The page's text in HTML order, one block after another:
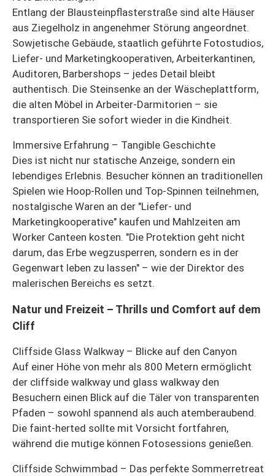
Entlang der Blausteinpflasterstraße sind alte Häuser
aus Ziegelholz in angenehmer Störung angeordnet.
Sowjetische Gebäude, staatlich geführte Fotostudios,
Liefer- und Marketingkooperativen, Arbeiterkantinen,
Auditoren, Barbershops – jedes Detail bleibt
authentisch. Die Steinsenke an der Wäscheplattform,
die alten Möbel in Arbeiter-Darmitorien – sie
transportieren Sie sofort wieder in die Kindheit.
Immersive Erfahrung – Tangible Geschichte
Dies ist nicht nur statische Anzeige, sondern ein
lebendiges Erlebnis. Besucher können an traditionellen
Spielen wie Hoop-Rollen und Top-Spinnen teilnehmen,
nostalgische Waren an der "Liefer- und
Marketingkooperative" kaufen und Mahlzeiten am
Worker Canteen kosten. "Die Protektion geht nicht
darum, das Erbe wegzusperren, sondern es in der
Gegenwart leben zu lassen" – wie der Direktor des
malerischen Bereichs es setzt.
Natur und Freizeit – Thrills und Comfort auf dem
Cliff
Cliffside Glass Walkway – Blicke auf den Canyon
Auf einer Höhe von mehr als 800 Metern ermöglicht
der cliffside walkway und glass walkway den
Besuchern einen Blick auf die Täler von transparenten
Pfaden – sowohl spannend als auch atemberaubend.
Die faint-herted sollte mit Vorsicht fortfahren,
während die mutige können Fotosessions genießen.
Cliffside Schwimmbad – Das perfekte Sommerretreat